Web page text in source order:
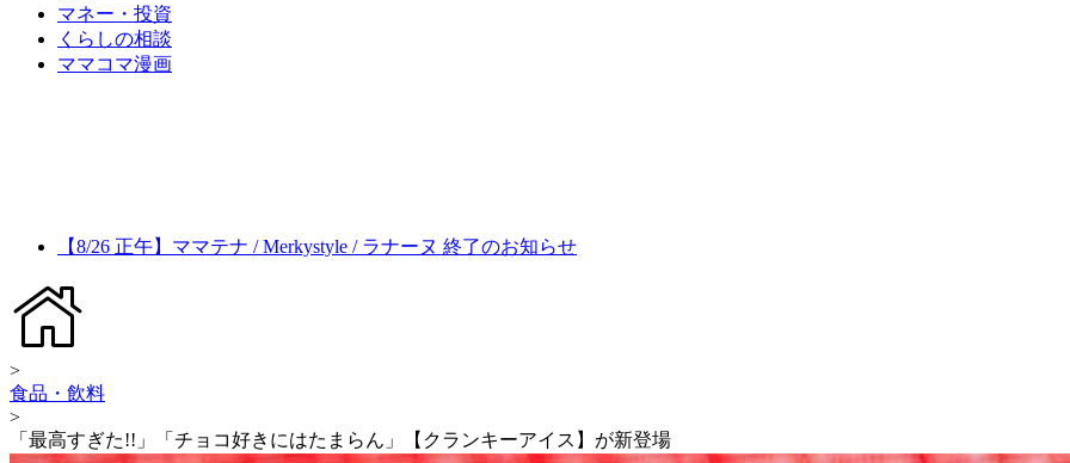
マネー・投資
くらしの相談
ママコマ漫画
【8/26 正午】ママテナ / Merkystyle / ラナーヌ 終了のお知らせ
>
食品・飲料
>
「最高すぎた!!」「チョコ好きにはたまらん」【クランキーアイス】が新登場